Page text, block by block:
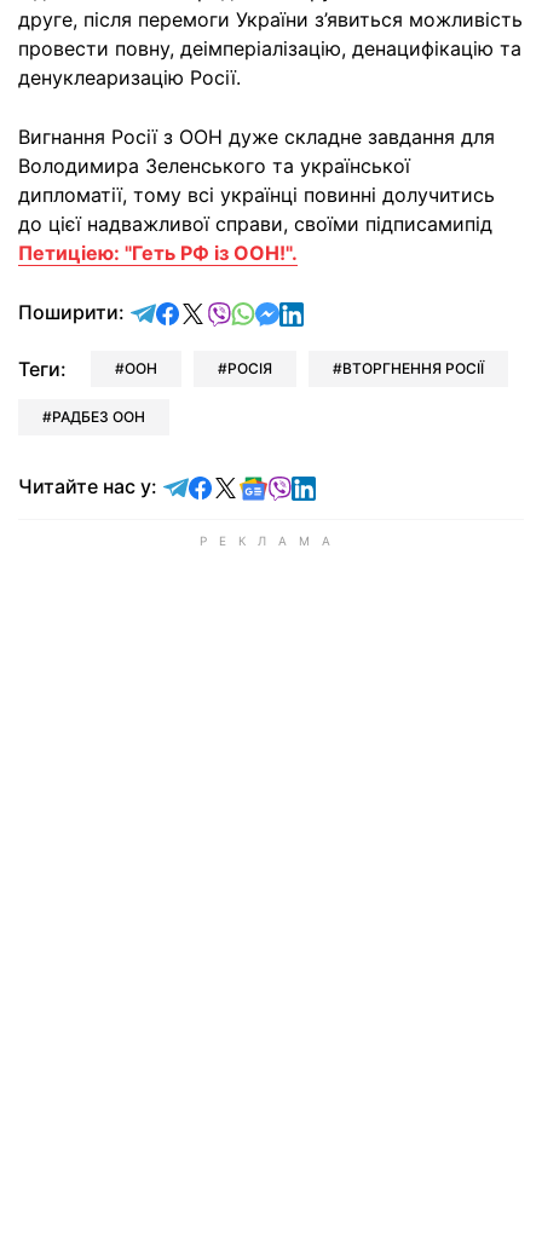
друге, після перемоги України з’явиться можливість
провести повну, деімперіалізацію, денацифікацію та
денуклеаризацію Росії.
Вигнання Росії з ООН дуже складне завдання для
Володимира Зеленського та української
дипломатії, тому всі українці повинні долучитись
до цієї надважливої справи, своїми підписамипід
Петиціею: "Геть РФ із ООН!".
Поширити: відправити у Telegram
поділитись у Facebook
поділитись у X
відправити у Viber
відправити у Whatsapp
відправити у Messenger
відправити у LinkedIn
Теги: ООН РОСІЯ ВТОРГНЕННЯ РОСІЇ
РАДБЕЗ ООН
Читайте нас у: Читайте у Telegram
Читайте у Facebook
Читайте у X
Читайте у Google news
Читайте у Viber
Читайте у LinkedIn